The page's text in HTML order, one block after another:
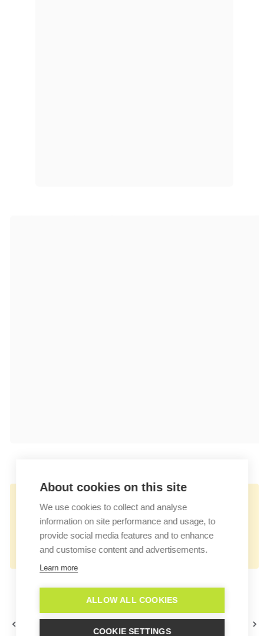
https://docs.userlike.com/features/ai-
automation-hub/statistics/unanswered-
questions
About cookies on this site
We use cookies to collect and analyse
information on site performance and usage, to
provide social media features and to enhance
and customise content and advertisements.
Learn more
ALLOW ALL COOKIES
COOKIE SETTINGS